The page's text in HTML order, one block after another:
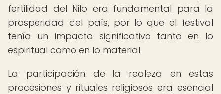
fertilidad del Nilo era fundamental para la
prosperidad del país, por lo que el festival
tenía un impacto significativo tanto en lo
espiritual como en lo material.
La participación de la realeza en estas
procesiones y rituales religiosos era esencial